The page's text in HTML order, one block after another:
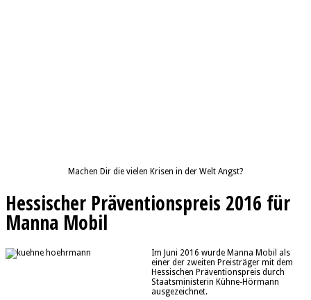
Machen Dir die vielen Krisen in der Welt Angst?
Hessischer Präventionspreis 2016 für
Manna Mobil
Im Juni 2016 wurde Manna Mobil als
einer der zweiten Preisträger mit dem
Hessischen Präventionspreis durch
Staatsministerin Kühne-Hörmann
ausgezeichnet.